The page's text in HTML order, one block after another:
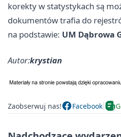
korekty w statystykach są
dokumentów trafia do
na podstawie: UM Dąbrowa
Autor:krystian
Zaobserwuj nas! Facebook